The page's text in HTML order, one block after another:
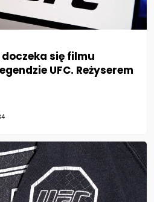
się filmu
UFC. Reżyserem